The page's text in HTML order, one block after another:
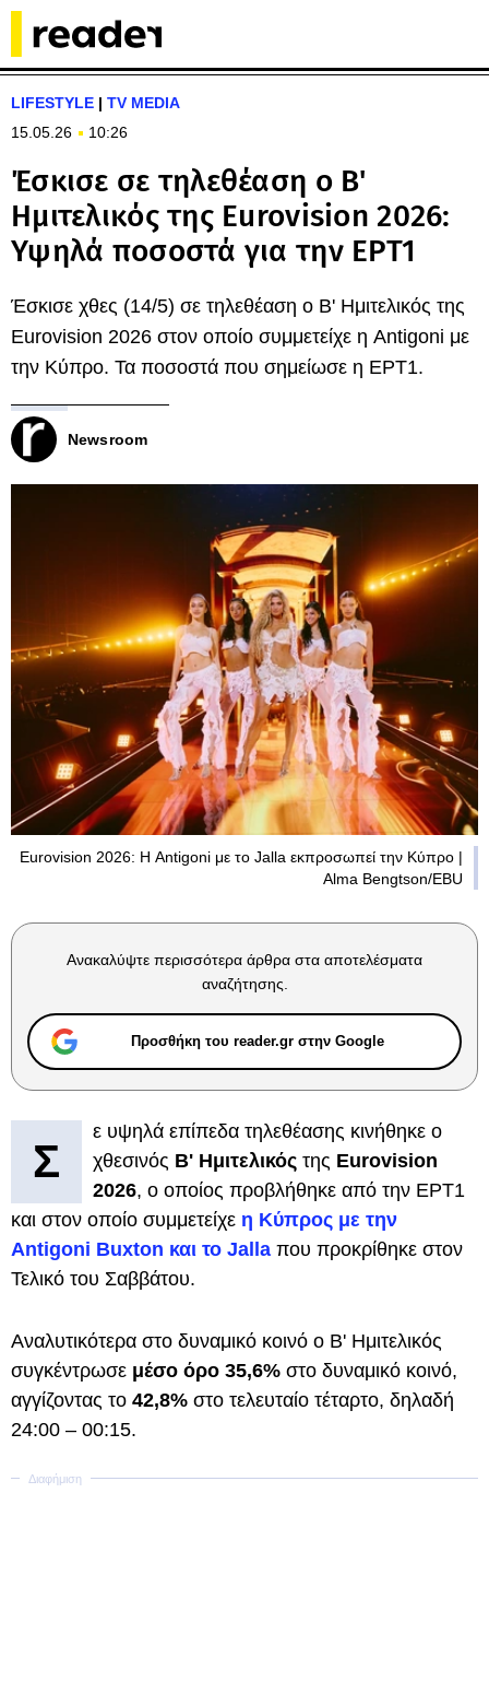
LIFESTYLE | TV MEDIA
15.05.26
10:26
Έσκισε σε τηλεθέαση ο Β'
Ημιτελικός της Eurovision 2026:
Υψηλά ποσοστά για την ΕΡΤ1
Έσκισε χθες (14/5) σε τηλεθέαση ο Β' Ημιτελικός της
Eurovision 2026 στον οποίο συμμετείχε η Antigoni με
την Κύπρο. Τα ποσοστά που σημείωσε η ΕΡΤ1.
Newsroom
Eurovision 2026: Η Antigoni με το Jalla εκπροσωπεί την Κύπρο |
Alma Bengtson/EBU
Ανακαλύψτε περισσότερα άρθρα στα αποτελέσματα
αναζήτησης.
Προσθήκη του reader.gr στην Google
Σ
ε υψηλά επίπεδα τηλεθέασης κινήθηκε ο
χθεσινός Β' Ημιτελικός της Eurovision
2026, ο οποίος προβλήθηκε από την ΕΡΤ1
και στον οποίο συμμετείχε η Κύπρος με την
Antigoni Buxton και το Jalla που προκρίθηκε στον
Τελικό του Σαββάτου.
Αναλυτικότερα στο δυναμικό κοινό ο Β' Ημιτελικός
συγκέντρωσε μέσο όρο 35,6% στο δυναμικό κοινό,
αγγίζοντας το 42,8% στο τελευταίο τέταρτο, δηλαδή
24:00 – 00:15.